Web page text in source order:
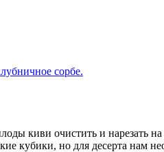
сорбе.
киви очистить и нарезать
кубики, но для десерта